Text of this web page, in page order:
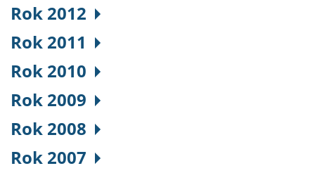
Rok 2012
Rok 2011
Rok 2010
Rok 2009
Rok 2008
Rok 2007